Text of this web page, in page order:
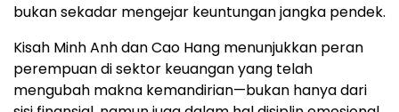
bukan sekadar mengejar keuntungan jangka pendek.
Kisah Minh Anh dan Cao Hang menunjukkan peran
perempuan di sektor keuangan yang telah
mengubah makna kemandirian—bukan hanya dari